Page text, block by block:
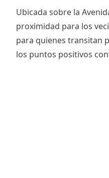
Ubicada sobre la
proximidad para los
para quienes transitan
los puntos positivos